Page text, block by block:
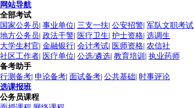
网站导航
全部考试
国家公务员| 事业单位| 三支一扶| 公安招警| 军队文职考试
地方公务员| 政法干警| 医疗卫生| 护士资格| 选调生
大学生村官| 金融银行| 会计考试| 医师资格| 农信社
社区工作者| 医疗单位| 公选/遴选| 教育培训 | 执业药师
备考助手
行测备考| 申论备考| 面试备考| 公共基础| 时事评论
选课报班
公务员课程